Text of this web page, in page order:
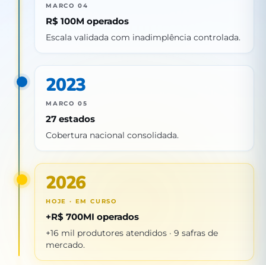
MARCO 04
R$ 100M operados
Escala validada com inadimplência controlada.
2023
MARCO 05
27 estados
Cobertura nacional consolidada.
2026
HOJE · EM CURSO
+R$ 700MI operados
+16 mil produtores atendidos · 9 safras de
mercado.